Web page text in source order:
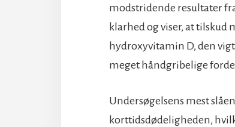
modstridende resultater
klarhed og viser, at
hydroxyvitamin D, den
meget håndgribelige
Undersøgelsens mest
korttidsdødeligheden,